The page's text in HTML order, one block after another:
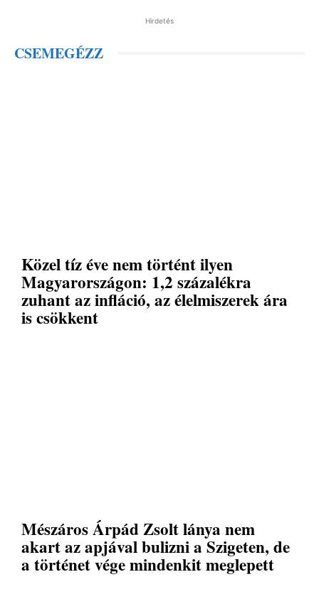
Hirdetés
CSEMEGÉZZ
Közel tíz éve nem történt ilyen
Magyarországon: 1,2 százalékra
zuhant az infláció, az élelmiszerek ára
is csökkent
Mészáros Árpád Zsolt lánya nem
akart az apjával bulizni a Szigeten, de
a történet vége mindenkit meglepett